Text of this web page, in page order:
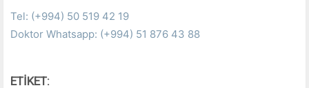
Tel: (+994) 50 519 42 19
Doktor Whatsapp: (+994) 51 876 43 88
ETİKET: